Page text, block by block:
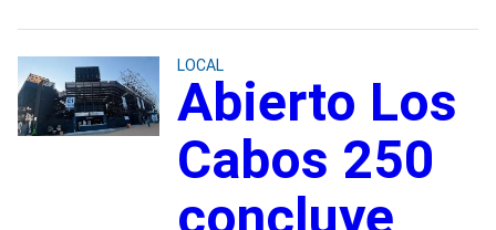
LOCAL
Abierto Los
Cabos 250
concluye